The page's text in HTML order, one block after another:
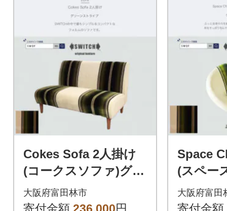
Cokes Sofa 2人掛け
(コークスソファ)グリ
ーンストライプ【SW
OF】
大阪府富田林市
寄付金額 236,000円
Space
(スペー
リーン
WOF】
大阪府富田
寄付金額